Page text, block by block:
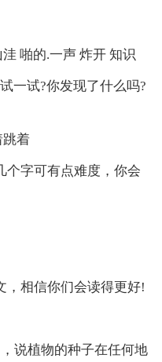
啪的.一声 炸开 知识
一试?你发现了什么吗?
跳着
个字可有点难度，你会
，相信你们会读得更好!
说植物的种子在任何地